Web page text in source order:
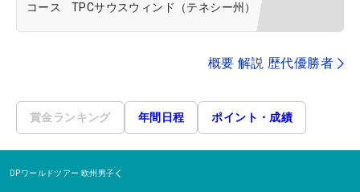
コース TPCサウスウィンド（テネシー州）
概要 解説 歴代優勝者
賞金ランキング 年間日程 ポイント・成績
DPワールドツアー 欧州男子